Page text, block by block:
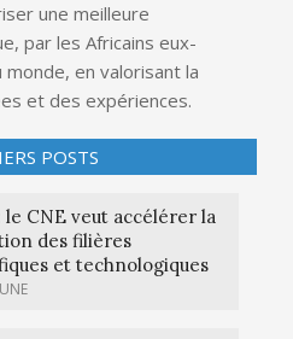
une meilleure
par les Africains eux-
en valorisant la
et des expériences.
POSTS
le CNE veut accélérer la
des filières
et technologiques